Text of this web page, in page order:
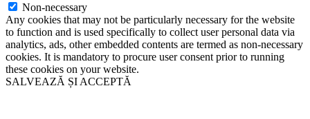
Non-necessary
Any cookies that may not be particularly necessary for the website
to function and is used specifically to collect user personal data via
analytics, ads, other embedded contents are termed as non-necessary
cookies. It is mandatory to procure user consent prior to running
these cookies on your website.
SALVEAZĂ ȘI ACCEPTĂ